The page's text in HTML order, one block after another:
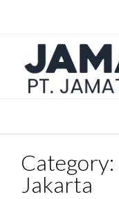
Category:
Jakarta